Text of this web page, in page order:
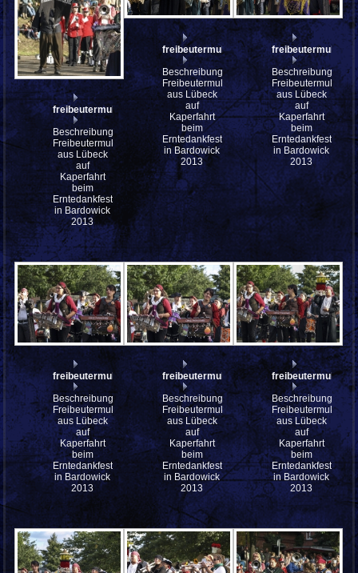
freibeutermukke_P9143154
Beschreibung:
Freibeutermukke
aus Lübeck
auf
Kaperfahrt
beim
Erntedankfest
in Bardowick
2013
freibeutermukke_P9143152
Beschreibung:
Freibeutermukke
aus Lübeck
auf
Kaperfahrt
beim
Erntedankfest
in Bardowick
2013
Beschreibung:
Freibeutermukke
aus Lübeck
auf
Kaperfahrt
beim
Erntedankfest
in Bardowick
2013
freibeutermukke_P9143150
Beschreibung:
Freibeutermukke
aus Lübeck
auf
Kaperfahrt
beim
Erntedankfest
in Bardowick
2013
freibeutermukke_P9143149
Beschreibung:
Freibeutermukke
aus Lübeck
auf
Kaperfahrt
beim
Erntedankfest
in Bardowick
2013
Beschreibung:
Freibeutermukke
aus Lübeck
auf
Kaperfahrt
beim
Erntedankfest
in Bardowick
2013